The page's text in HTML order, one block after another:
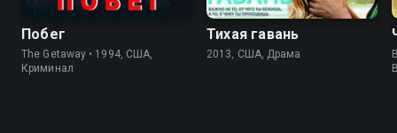
Побег
The Getaway • 1994, США,
Криминал
Тихая гавань
2013, США, Драма